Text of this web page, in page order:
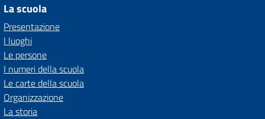
La scuola
Presentazione
I luoghi
Le persone
I numeri della scuola
Le carte della scuola
Organizzazione
La storia